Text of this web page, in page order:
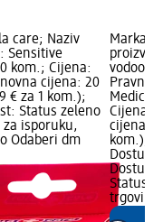
care; Naziv
Sensitive
kom.; Cijena:
cijena: 20
€ za 1 kom.);
Status zeleno
za isporuku,
Odaberi dm
Marka:
Pravna
Cijena:
cijena:
kom.);
Status
trgovinu